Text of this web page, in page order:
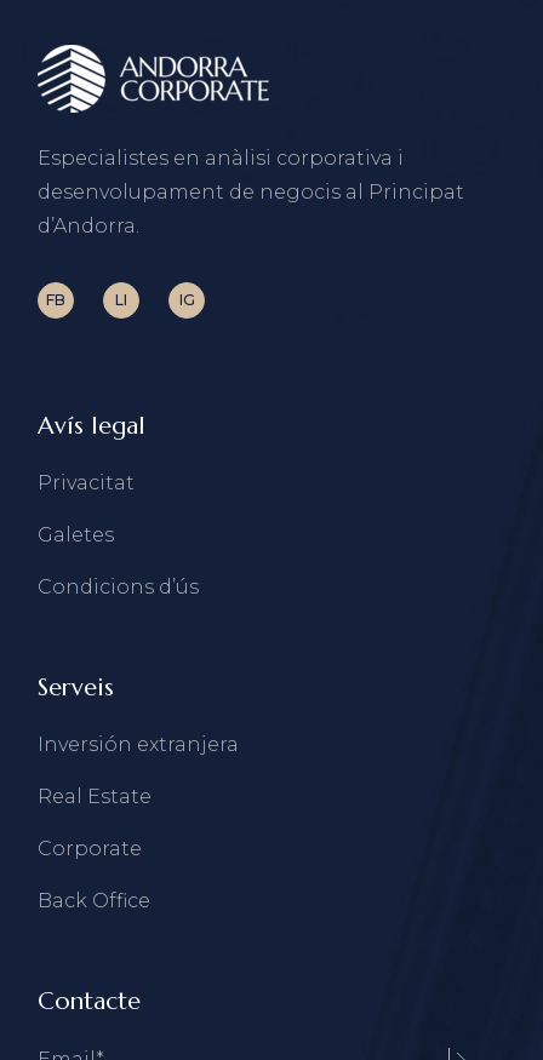
Especialistes en anàlisi corporativa i
desenvolupament de negocis al Principat
d’Andorra.
FB LI IG
Avís legal
Privacitat
Galetes
Condicions d’ús
Serveis
Inversión extranjera
Real Estate
Corporate
Back Office
Contacte